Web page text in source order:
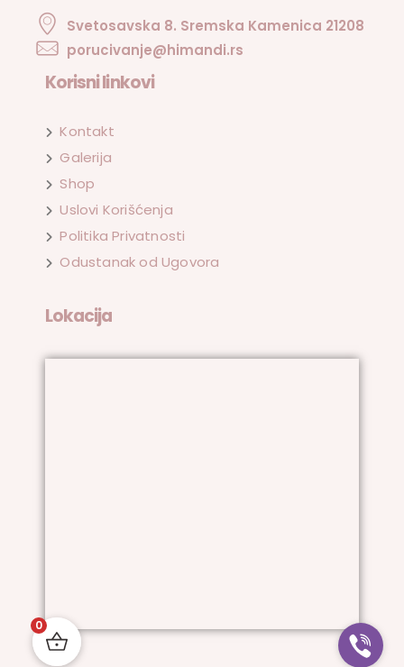
Svetosavska 8. Sremska Kamenica 21208
porucivanje@himandi.rs
Korisni linkovi
Kontakt
Galerija
Shop
Uslovi Korišćenja
Politika Privatnosti
Odustanak od Ugovora
Lokacija
0